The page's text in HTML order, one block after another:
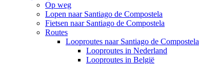
Op weg
Lopen naar Santiago de Compostela
Fietsen naar Santiago de Compostela
Routes
Looproutes naar Santiago de Compostela
Looproutes in Nederland
Looproutes in België